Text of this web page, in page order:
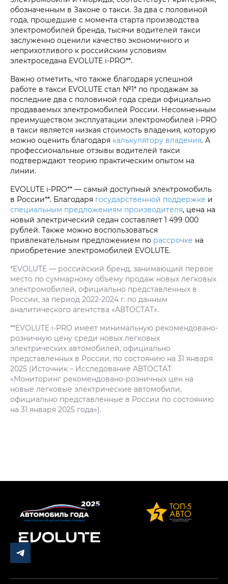
обозначенным в Законе о такси. За два с половиной
года, прошедшие с момента старта производства
электромобилей бренда, тысячи водителей такси
заслуженно оценили качество экономичного и
неприхотливого к российским условиям
электроседана EVOLUTE i‑PRO**.
Важно отметить, что также благодаря успешной
работе в такси EVOLUTE стал №1* по продажам за
последние два с половиной года среди официально
продаваемых электромобилей России. Несомненным
преимуществом эксплуатации электромобилей i‑PRO
в такси является низкая стоимость владения, которую
можно оценить благодаря калькулятору владения. А
профессиональные отзывы водителей такси
подтверждают теорию практическим опытом на
линии.
EVOLUTE i‑PRO** — самый доступный электромобиль
в России**. Благодаря государственной поддержке и
специальным предложениям производителя, цена на
новый электрический седан составляет 1 499 000
рублей. Также можно воспользоваться
привлекательным предложением по рассрочке на
приобретение электромобилей EVOLUTE.
*EVOLUTE — российский бренд, занимающий первое
место по суммарному объему продаж новых легковых
электромобилей, официально представленных в
России, за период 2022-2024 г. по данным
аналитического агентства «АВТОСТАТ».
**EVOLUTE i‑PRO имеет минимальную рекомендовано-
розничную цену среди новых легковых
электрических автомобилей, официально
представленных в России, по состоянию на 31 января
2025 (Источник – Исследование АВТОСТАТ
«Мониторинг рекомендовано-розничных цен на
новые легковые электрические автомобили,
официально представленные в России по состоянию
на 31 января 2025 года»).